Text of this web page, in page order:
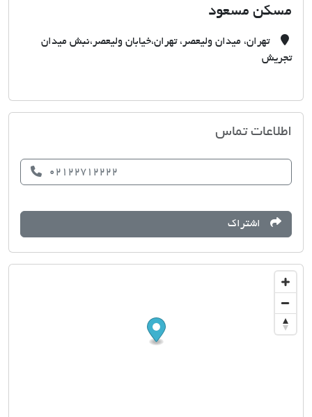
مسکن مسعود
تهران، میدان ولیعصر، تهران،خیابان ولیعصر،نبش میدان
تجریش
اطلاعات تماس
02122712222
اشتراک